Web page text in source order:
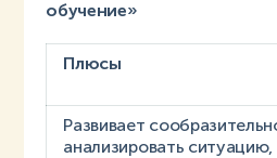
обучение»
Плюсы
Развивает
анализировать